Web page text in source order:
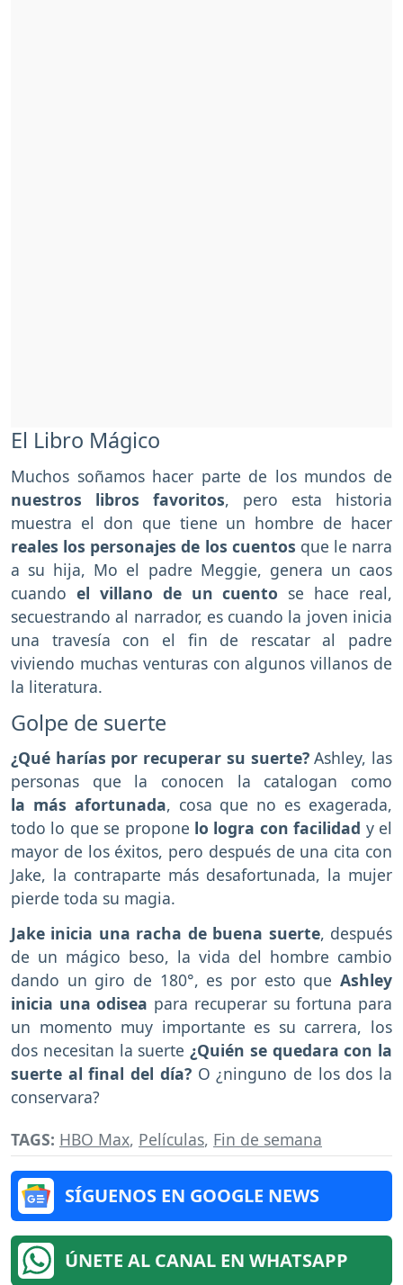
El Libro Mágico
Muchos soñamos hacer parte de los mundos de
nuestros libros favoritos, pero esta historia
muestra el don que tiene un hombre de hacer
reales los personajes de los cuentos que le narra
a su hija, Mo el padre Meggie, genera un caos
cuando el villano de un cuento se hace real,
secuestrando al narrador, es cuando la joven inicia
una travesía con el fin de rescatar al padre
viviendo muchas venturas con algunos villanos de
la literatura.
Golpe de suerte
¿Qué harías por recuperar su suerte?Ashley, las
personas que la conocen la catalogan como
la más afortunada, cosa que no es exagerada,
todo lo que se propone lo logra con facilidad y el
mayor de los éxitos, pero después de una cita con
Jake, la contraparte más desafortunada, la mujer
pierde toda su magia.
Jake inicia una racha de buena suerte, después
de un mágico beso, la vida del hombre cambio
dando un giro de 180°, es por esto que Ashley
inicia una odisea para recuperar su fortuna para
un momento muy importante es su carrera, los
dos necesitan la suerte ¿Quién se quedara con la
suerte al final del día?O ¿ninguno de los dos la
conservara?
TAGS: HBO Max, Películas, Fin de semana
SÍGUENOS EN GOOGLE NEWS
ÚNETE AL CANAL EN WHATSAPP